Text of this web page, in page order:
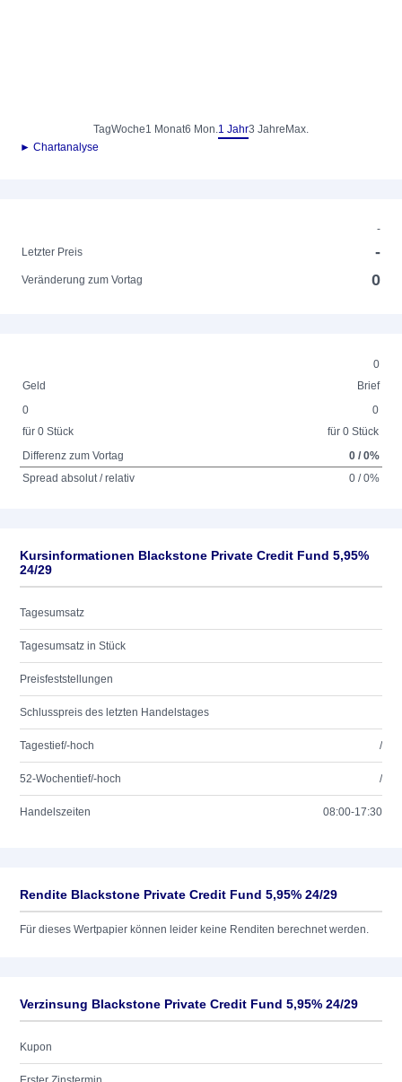
TagWoche1 Monat6 Mon.1 Jahr3 Jahre Max.
► Chartanalyse
-
Letzter Preis
-
Veränderung zum Vortag 0
0
Geld
Brief
0
für 0 Stück
0
für 0 Stück
Differenz zum Vortag
0 / 0%
Spread absolut / relativ
0 / 0%
Kursinformationen Blackstone Private Credit Fund 5,95%
24/29
Tagesumsatz
Tagesumsatz in Stück
Preisfeststellungen
Schlusspreis des letzten Handelstages
Tagestief/-hoch /
52-Wochentief/-hoch /
Handelszeiten 08:00-17:30
Rendite Blackstone Private Credit Fund 5,95% 24/29
Für dieses Wertpapier können leider keine Renditen berechnet werden.
Verzinsung Blackstone Private Credit Fund 5,95% 24/29
Kupon